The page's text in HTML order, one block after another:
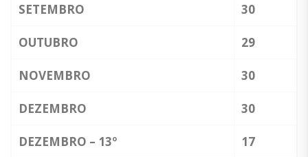
SETEMBRO 30
OUTUBRO 29
NOVEMBRO 30
DEZEMBRO 30
DEZEMBRO – 13º 17